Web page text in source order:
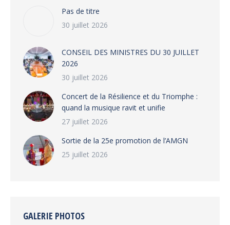
Pas de titre
30 juillet 2026
CONSEIL DES MINISTRES DU 30 JUILLET
2026
30 juillet 2026
‎​Concert de la Résilience et du Triomphe :
quand la musique ravit et unifie
27 juillet 2026
‎Sortie de la 25e promotion de l’AMGN
25 juillet 2026
GALERIE PHOTOS